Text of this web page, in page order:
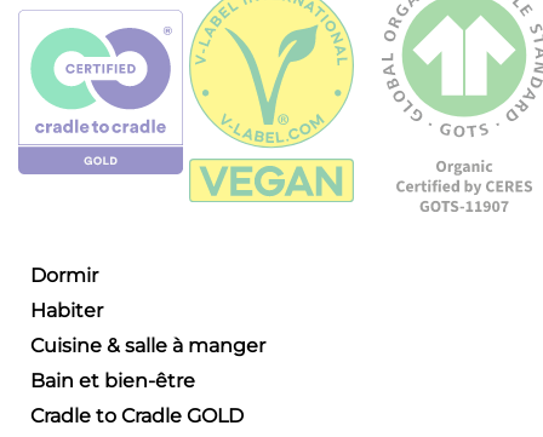
Dormir
Habiter
Cuisine & salle à manger
Bain et bien-être
Cradle to Cradle GOLD